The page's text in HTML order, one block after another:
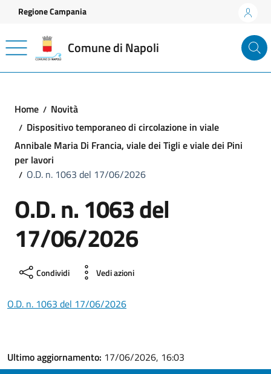
Vai ai contenuti
Vai al footer
Regione Campania
Comune di Napoli
Home
Novità
Dispositivo temporaneo di circolazione in viale
Annibale Maria Di Francia, viale dei Tigli e viale dei Pini
per lavori
O.D. n. 1063 del 17/06/2026
O.D. n. 1063 del
17/06/2026
Condividi Vedi azioni
O.D. n. 1063 del 17/06/2026
Ultimo aggiornamento: 17/06/2026, 16:03